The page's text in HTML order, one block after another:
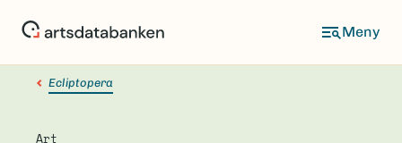
Ecliptopera
Art